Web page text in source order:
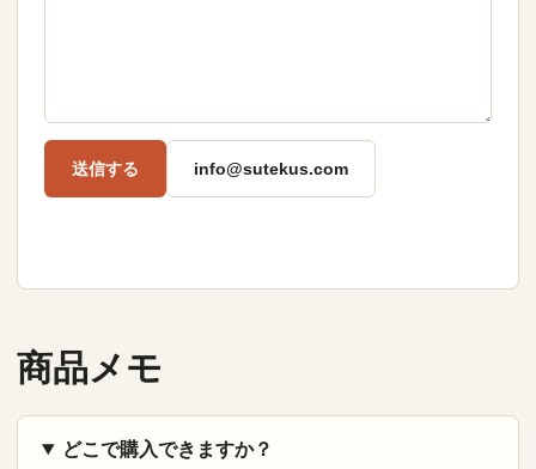
送信する info@sutekus.com
商品メモ
どこで購入できますか？